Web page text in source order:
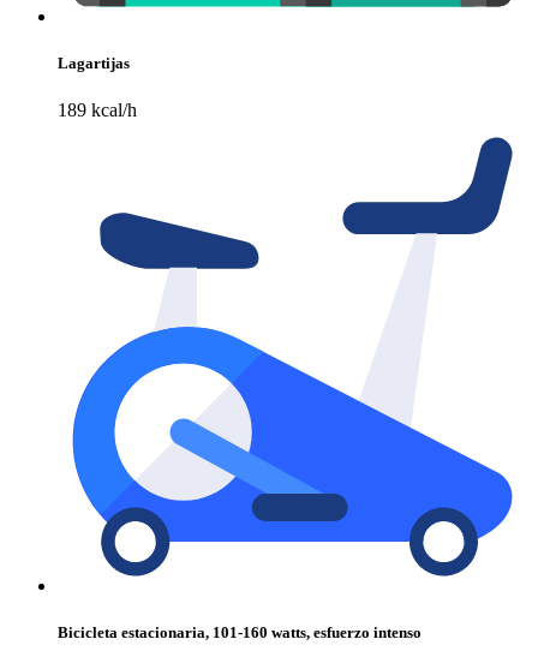
Lagartijas
189 kcal/h
Bicicleta estacionaria, 101-160 watts, esfuerzo intenso